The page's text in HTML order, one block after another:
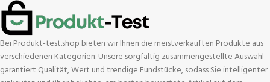
Bei Produkt-test.shop bieten wir Ihnen die meistverkauften Produkte aus
verschiedenen Kategorien. Unsere sorgfältig zusammengestellte Auswahl
garantiert Qualität, Wert und trendige Fundstücke, sodass Sie intelligenter